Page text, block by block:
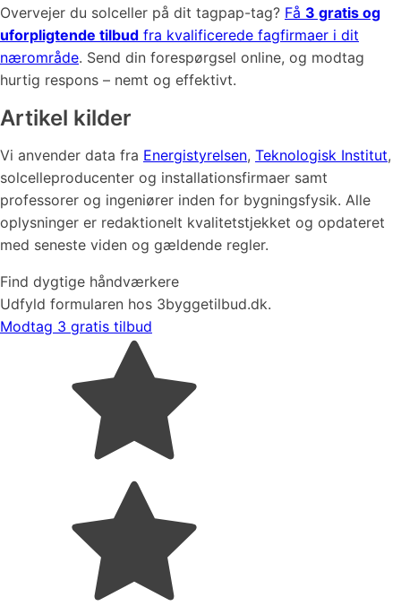
Overvejer du solceller på dit tagpap-tag? Få 3 gratis og
uforpligtende tilbud fra kvalificerede fagfirmaer i dit
nærområde. Send din forespørgsel online, og modtag
hurtig respons – nemt og effektivt.
Artikel kilder
Vi anvender data fra Energistyrelsen, Teknologisk Institut,
solcelleproducenter og installationsfirmaer samt
professorer og ingeniører inden for bygningsfysik. Alle
oplysninger er redaktionelt kvalitetstjekket og opdateret
med seneste viden og gældende regler.
Find dygtige håndværkere
Udfyld formularen hos 3byggetilbud.dk.
Modtag 3 gratis tilbud